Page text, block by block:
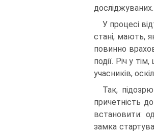
досліджуваних.
У процесі
стані, мають,
повинно
події. Річ у
учасників,
Так,
причетність
встановити:
замка